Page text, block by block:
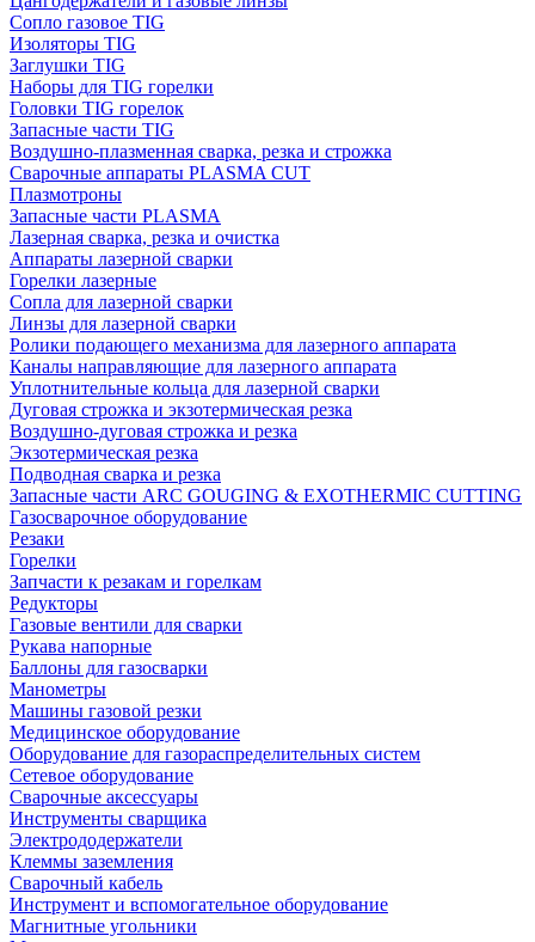
Сопло газовое TIG
Изоляторы TIG
Заглушки TIG
Наборы для TIG горелки
Головки TIG горелок
Запасные части TIG
Воздушно-плазменная сварка, резка и строжка
Сварочные аппараты PLASMA CUT
Плазмотроны
Запасные части PLASMA
Лазерная сварка, резка и очистка
Аппараты лазерной сварки
Горелки лазерные
Сопла для лазерной сварки
Линзы для лазерной сварки
Ролики подающего механизма для лазерного аппарата
Каналы направляющие для лазерного аппарата
Уплотнительные кольца для лазерной сварки
Дуговая строжка и экзотермическая резка
Воздушно-дуговая строжка и резка
Экзотермическая резка
Подводная сварка и резка
Запасные части ARC GOUGING & EXOTHERMIC CUTTING
Газосварочное оборудование
Резаки
Горелки
Запчасти к резакам и горелкам
Редукторы
Газовые вентили для сварки
Рукава напорные
Баллоны для газосварки
Манометры
Машины газовой резки
Медицинское оборудование
Оборудование для газораспределительных систем
Сетевое оборудование
Сварочные аксессуары
Инструменты сварщика
Электрододержатели
Клеммы заземления
Сварочный кабель
Инструмент и вспомогательное оборудование
Магнитные угольники